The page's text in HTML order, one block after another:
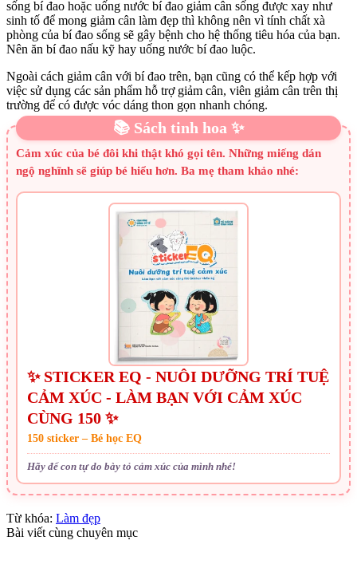
sống bí đao hoặc uống nước bí đao giảm cân sống được xay như
sinh tố để mong giảm cân làm đẹp thì không nên vì tính chất xà
phòng của bí đao sống sẽ gây bệnh cho hệ thống tiêu hóa của bạn.
Nên ăn bí đao nấu kỹ hay uống nước bí đao luộc.
Ngoài cách giảm cân với bí đao trên, bạn cũng có thể kếp hợp với
việc sử dụng các sản phẩm hỗ trợ giảm cân, viên giảm cân trên thị
trường để có được vóc dáng thon gọn nhanh chóng.
📚 Sách tinh hoa ✨
Cảm xúc của bé đôi khi thật khó gọi tên. Những miếng dán
ngộ nghĩnh sẽ giúp bé hiểu hơn. Ba mẹ tham khảo nhé:
✨ STICKER EQ - NUÔI DƯỠNG TRÍ TUỆ
CẢM XÚC - LÀM BẠN VỚI CẢM XÚC
CÙNG 150 ✨
150 sticker – Bé học EQ
Hãy để con tự do bày tỏ cảm xúc của mình nhé!
Từ khóa: Làm đẹp
Bài viết cùng chuyên mục